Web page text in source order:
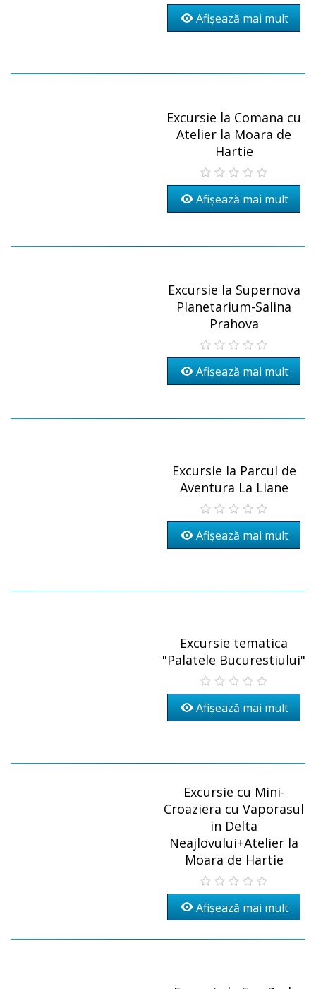
Afișează mai mult
Excursie la Comana cu
Atelier la Moara de
Hartie
Afișează mai mult
Excursie la Supernova
Planetarium-Salina
Prahova
Afișează mai mult
Excursie la Parcul de
Aventura La Liane
Afișează mai mult
Excursie tematica
"Palatele Bucurestiului"
Afișează mai mult
Excursie cu Mini-
Croaziera cu Vaporasul
in Delta
Neajlovului+Atelier la
Moara de Hartie
Afișează mai mult